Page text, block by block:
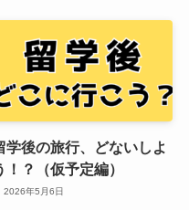
学後の旅行、どないしよ
！？（仮予定編）
2026年5月6日